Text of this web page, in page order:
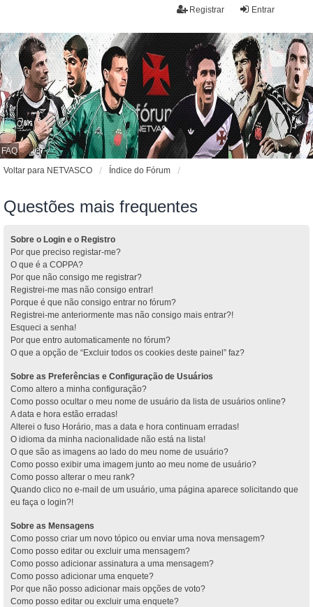
Entrar
Registrar
FAQ
Voltar para NETVASCO
Índice do Fórum
Questões mais frequentes
Sobre o Login e o Registro
Por que preciso registar-me?
O que é a COPPA?
Por que não consigo me registrar?
Registrei-me mas não consigo entrar!
Porque é que não consigo entrar no fórum?
Registrei-me anteriormente mas não consigo mais entrar?!
Esqueci a senha!
Por que entro automaticamente no fórum?
O que a opção de “Excluir todos os cookies deste painel” faz?
Sobre as Preferências e Configuração de Usuários
Como altero a minha configuração?
Como posso ocultar o meu nome de usuário da lista de usuários online?
A data e hora estão erradas!
Alterei o fuso Horário, mas a data e hora continuam erradas!
O idioma da minha nacionalidade não está na lista!
O que são as imagens ao lado do meu nome de usuário?
Como posso exibir uma imagem junto ao meu nome de usuário?
Como posso alterar o meu rank?
Quando clico no e-mail de um usuário, uma página aparece solicitando que
eu faça o login?!
Sobre as Mensagens
Como posso criar um novo tópico ou enviar uma nova mensagem?
Como posso editar ou excluir uma mensagem?
Como posso adicionar assinatura a uma mensagem?
Como posso adicionar uma enquete?
Por que não posso adicionar mais opções de voto?
Como posso editar ou excluir uma enquete?